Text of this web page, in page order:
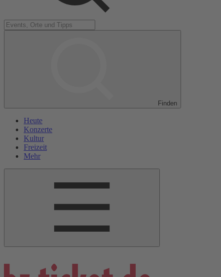
Finden
Heute
Konzerte
Kultur
Freizeit
Mehr